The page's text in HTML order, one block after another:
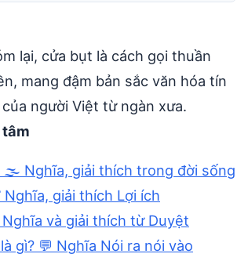
lại, cửa bụt là cách gọi thuần
mang đậm bản sắc văn hóa tín
người Việt từ ngàn xưa.
tâm
🌫️ Nghĩa, giải thích trong đời sống
Nghĩa, giải thích Lợi ích
Nghĩa và giải thích từ Duyệt
gì? 💬 Nghĩa Nói ra nói vào